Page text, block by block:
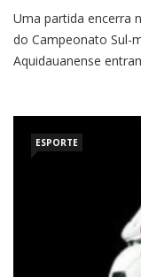
Uma partida encerra
do Campeonato Sul-
Aquidauanense
ESPORTE